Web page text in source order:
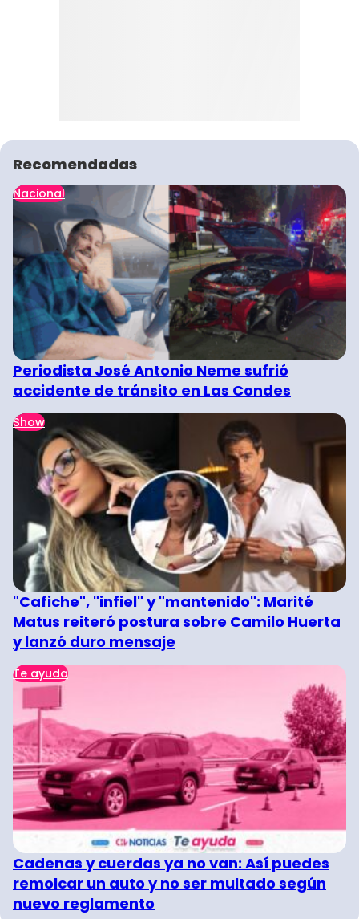
Recomendadas
Nacional
Periodista José Antonio Neme sufrió
accidente de tránsito en Las Condes
Show
"Cafiche", "infiel" y "mantenido": Marité
Matus reiteró postura sobre Camilo Huerta
y lanzó duro mensaje
Te ayuda
Cadenas y cuerdas ya no van: Así puedes
remolcar un auto y no ser multado según
nuevo reglamento